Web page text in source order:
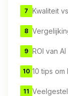
7 Kwaliteit
8
9 ROI van
10 10 tips
11